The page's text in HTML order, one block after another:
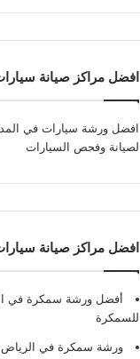
افضل مراكز صيانة
افضل ورشة سيارات في
لصيانة وفحص السيارات
افضل مراكز صيانة
أفضل ورشة سمكرة في
للسمكرة
ورشة سمكرة في الرياض